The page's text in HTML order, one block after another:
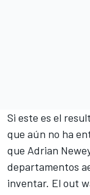
Si este es el
que aún no ha
que Adrian
departamentos
inventar. El out